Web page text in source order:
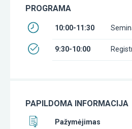
PROGRAMA
10:00-11:30
9:30-10:00
PAPILDOMA INFORMACIJA
Pažymėjimas